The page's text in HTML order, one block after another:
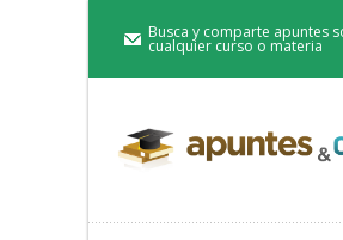
Busca y comparte apuntes
cualquier curso o materia